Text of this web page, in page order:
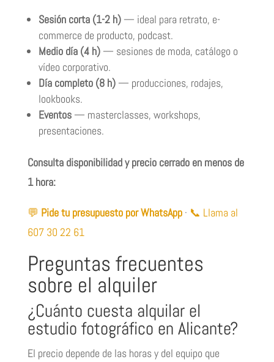
Sesión corta (1-2 h)— ideal para retrato, e-
commerce de producto, podcast.
Medio día (4 h)— sesiones de moda, catálogo o
vídeo corporativo.
Día completo (8 h)— producciones, rodajes,
lookbooks.
Eventos— masterclasses, workshops,
presentaciones.
Consulta disponibilidad y precio cerrado en menos de
1 hora:
💬 Pide tu presupuesto por WhatsApp· 📞 Llama al
607 30 22 61
Preguntas frecuentes
sobre el alquiler
¿Cuánto cuesta alquilar el
estudio fotográfico en Alicante?
El precio depende de las horas y del equipo que